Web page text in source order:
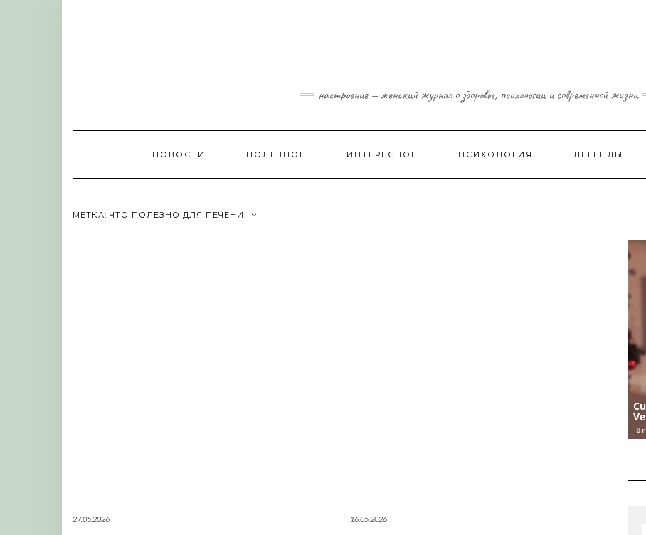
настроение — женский журнал о здоровье, психологии и современной жизни
НОВОСТИ ПОЛЕЗНОЕ ИНТЕРЕСНОЕ ПСИХОЛОГИЯ ЛЕГЕНДЫ
МЕТКА: ЧТО ПОЛЕЗНО ДЛЯ ПЕЧЕНИ
27.05.2026 16.05.2026